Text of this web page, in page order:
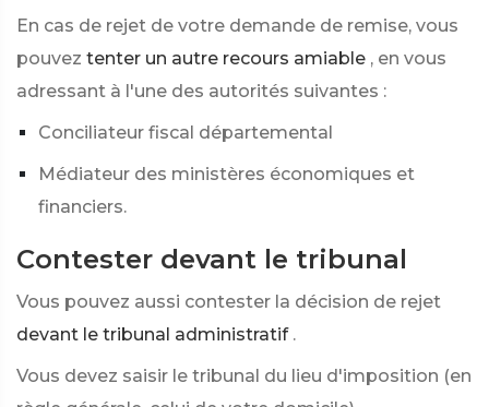
En cas de rejet de votre demande de remise, vous
pouvez tenter un autre recours amiable , en vous
adressant à l'une des autorités suivantes :
Conciliateur fiscal départemental
Médiateur des ministères économiques et
financiers.
Contester devant le tribunal
Vous pouvez aussi contester la décision de rejet
devant le tribunal administratif .
Vous devez saisir le tribunal du lieu d'imposition (en